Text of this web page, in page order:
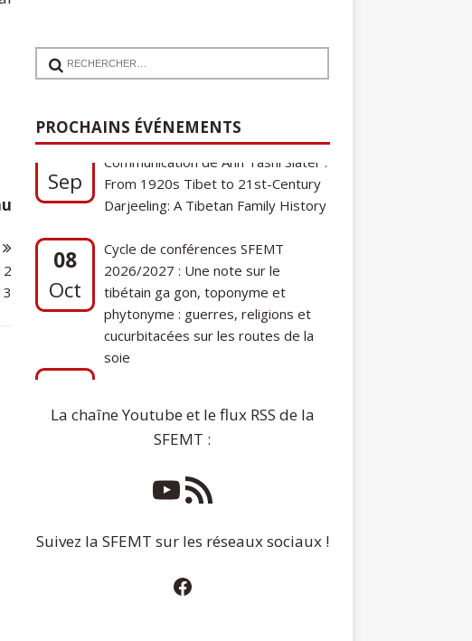
PROCHAINS ÉVÉNEMENTS
Sep
From 1920s Tibet to 21st-Century
Darjeeling: A Tibetan Family History
08
Oct
Cycle de conférences SFEMT
2026/2027 : Une note sur le
phytonyme : guerres, religions et
cucurbitacées sur les routes de la
soie
Sep
Communication de Ann Tashi Slater :
From 1920s Tibet to 21st-Century
La chaîne Youtube et le flux RSS de la
SFEMT :
Suivez la SFEMT sur les réseaux sociaux !